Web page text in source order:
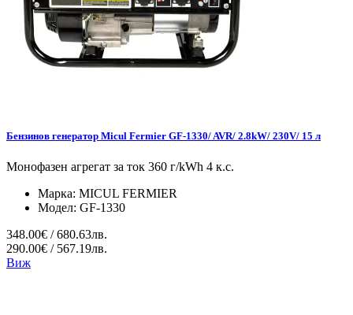
Бензинов генератор Micul Fermier GF-1330/ AVR/ 2.8kW/ 230V/ 15 л
Монофазен агрегат за ток 360 г/kWh 4 к.с.
Марка: MICUL FERMIER
Модел: GF-1330
348.00€ / 680.63лв.
290.00€ / 567.19лв.
Виж